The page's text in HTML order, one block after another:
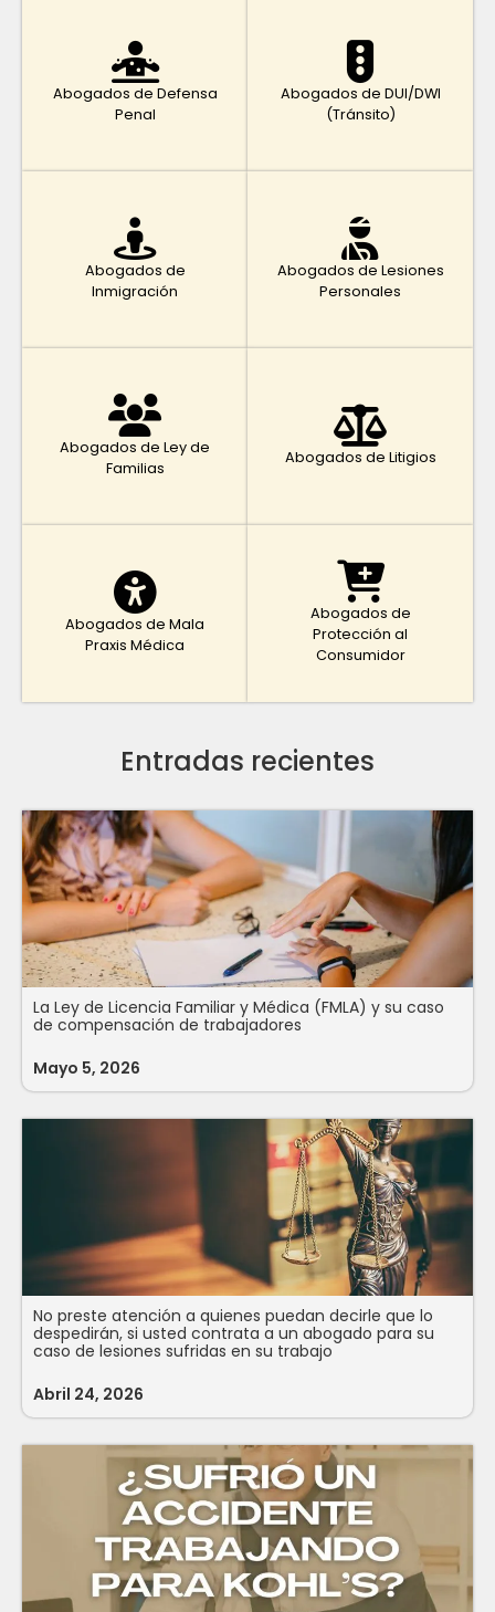
Abogados de Defensa
Penal
Abogados de DUI/DWI
(Tránsito)
Abogados de
Inmigración
Abogados de Lesiones
Personales
Abogados de Ley de
Familias
Abogados de Litigios
Abogados de Mala
Praxis Médica
Abogados de
Protección al
Consumidor
Entradas recientes
La Ley de Licencia Familiar y Médica (FMLA) y su caso
de compensación de trabajadores
Mayo 5, 2026
No preste atención a quienes puedan decirle que lo
despedirán, si usted contrata a un abogado para su
caso de lesiones sufridas en su trabajo
Abril 24, 2026